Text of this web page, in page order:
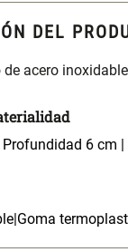
DEL
acero
6 cm |